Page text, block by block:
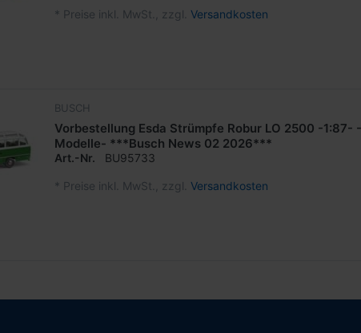
* Preise inkl. MwSt., zzgl. Versandkosten
BUSCH
Vorbestellung Esda Strümpfe Robur LO 2500 -1:87-
Modelle- ***Busch News 02 2026***
Art.-Nr. BU95733
* Preise inkl. MwSt., zzgl. Versandkosten